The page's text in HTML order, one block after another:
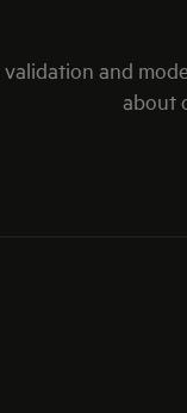
and
about